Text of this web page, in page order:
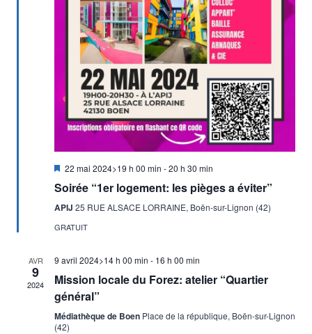
Mis
avant
22 mai 2024>19 h 00 min -20 h 30 min
Soirée “1er logement: les pièges a éviter”
APIJ 25 RUE ALSACE LORRAINE, Boën-sur-Lignon (42)
GRATUIT
AVR
9
2024
9 avril 2024>14 h 00 min - 16 h 00 min
Mission locale du Forez: atelier “Quartier
général”
Médiathèque de Boen Place de la république, Boën-sur-Lignon
(42)